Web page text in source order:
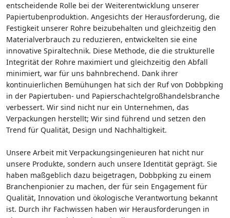
entscheidende Rolle bei der Weiterentwicklung unserer
Papiertubenproduktion. Angesichts der Herausforderung, die
Festigkeit unserer Rohre beizubehalten und gleichzeitig den
Materialverbrauch zu reduzieren, entwickelten sie eine
innovative Spiraltechnik. Diese Methode, die die strukturelle
Integrität der Rohre maximiert und gleichzeitig den Abfall
minimiert, war für uns bahnbrechend. Dank ihrer
kontinuierlichen Bemühungen hat sich der Ruf von Dobbpking
in der Papiertuben- und Papierschachtelgroßhandelsbranche
verbessert. Wir sind nicht nur ein Unternehmen, das
Verpackungen herstellt; Wir sind führend und setzen den
Trend für Qualität, Design und Nachhaltigkeit.
Unsere Arbeit mit Verpackungsingenieuren hat nicht nur
unsere Produkte, sondern auch unsere Identität geprägt. Sie
haben maßgeblich dazu beigetragen, Dobbpking zu einem
Branchenpionier zu machen, der für sein Engagement für
Qualität, Innovation und ökologische Verantwortung bekannt
ist. Durch ihr Fachwissen haben wir Herausforderungen in